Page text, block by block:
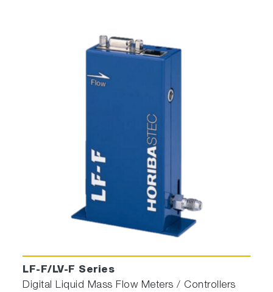
LF-F/LV-F Series
Digital Liquid Mass Flow Meters / Controllers